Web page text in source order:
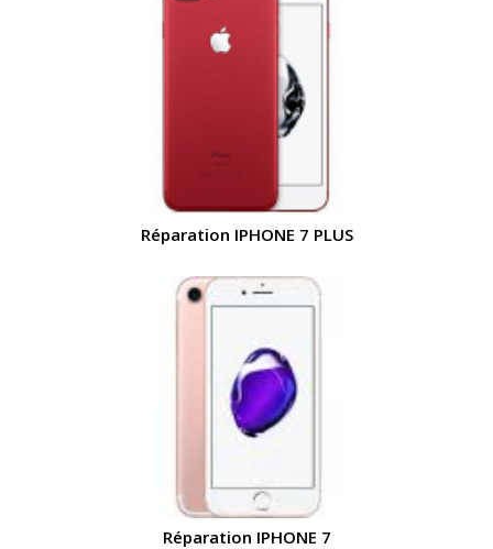
Réparation IPHONE 7 PLUS
Réparation IPHONE 7